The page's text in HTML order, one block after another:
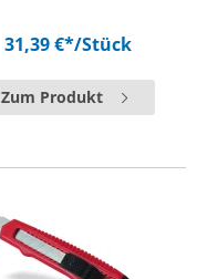
31,39 €*/Stück
Zum Produkt